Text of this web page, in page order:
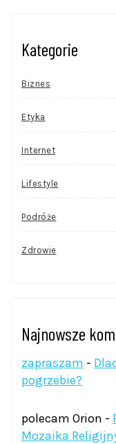
Kategorie
Biznes
Etyka
Internet
Lifestyle
Podróże
Zdrowie
Najnowsze
zapraszam -
pogrzebie?
polecam Orion -
Mozaika